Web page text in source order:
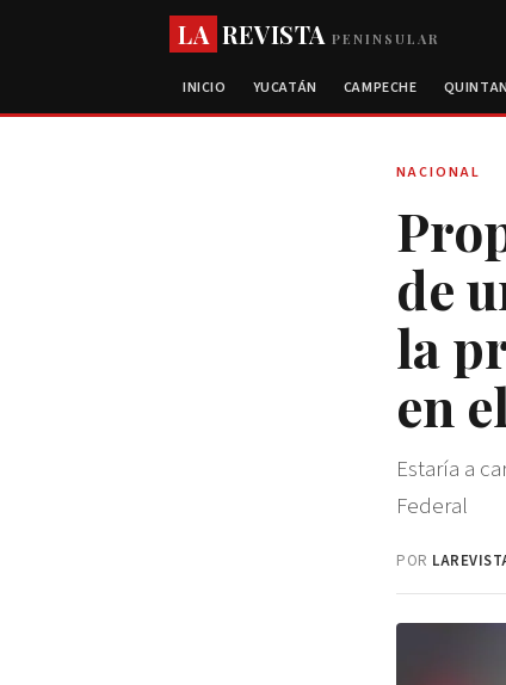
LA REVISTAPENINSULAR
INICIO YUCATÁN CAMPECHE
NACIONAL
de
la
en
Estaría a
Federal
POR